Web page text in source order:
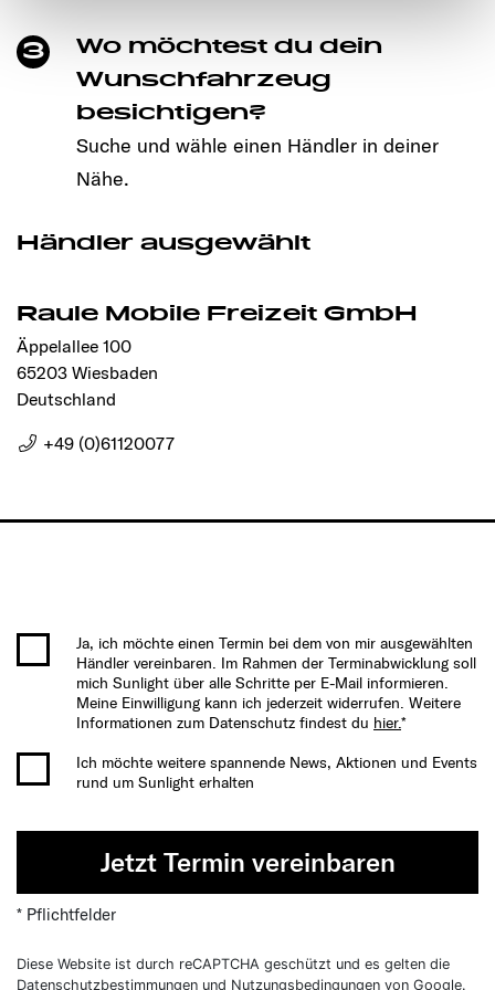
den störungsfreien Betrieb der Webseite und die
Ermöglichung der Seitennavigation erforderlich sind.
3
Wo möchtest du dein
Wunschfahrzeug
besichtigen?
Suche und wähle einen Händler in deiner
Nähe.
Händler ausgewählt
Raule Mobile Freizeit GmbH
Äppelallee 100
65203 Wiesbaden
Deutschland
+49 (0)61120077
Ja, ich möchte einen Termin bei dem von mir ausgewählten
Händler vereinbaren. Im Rahmen der Terminabwicklung soll
mich Sunlight über alle Schritte per E-Mail informieren.
Meine Einwilligung kann ich jederzeit widerrufen. Weitere
Informationen zum Datenschutz findest du hier.*
Ich möchte weitere spannende News, Aktionen und Events
rund um Sunlight erhalten
Jetzt Termin vereinbaren
* Pflichtfelder
Diese Website ist durch reCAPTCHA geschützt und es gelten die
Datenschutzbestimmungen und Nutzungsbedingungen von Google.